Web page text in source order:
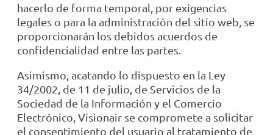
hacerlo de forma temporal, por exigencias
legales o para la administración del sitio web, se
proporcionarán los debidos acuerdos de
confidencialidad entre las partes.
Asimismo, acatando lo dispuesto en la Ley
34/2002, de 11 de julio, de Servicios de la
Sociedad de la Información y el Comercio
Electrónico, Visionair se compromete a solicitar
el consentimiento del usuario al tratamiento de